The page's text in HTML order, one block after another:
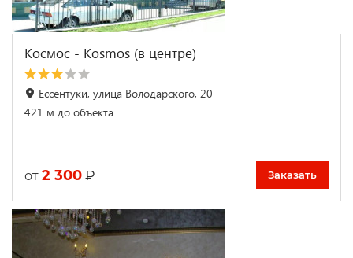
Космос - Kosmos (в центре)
Ессентуки, улица Володарского, 20
421 м до объекта
от 2 300 ₽ Заказать